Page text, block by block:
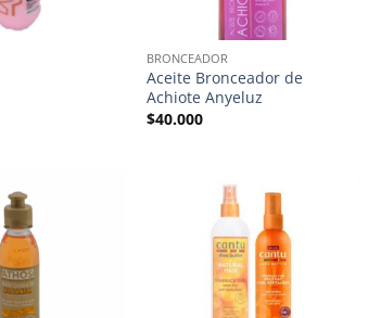
BRONCEADOR
Aceite Bronceador de
Achiote Anyeluz
$40.000